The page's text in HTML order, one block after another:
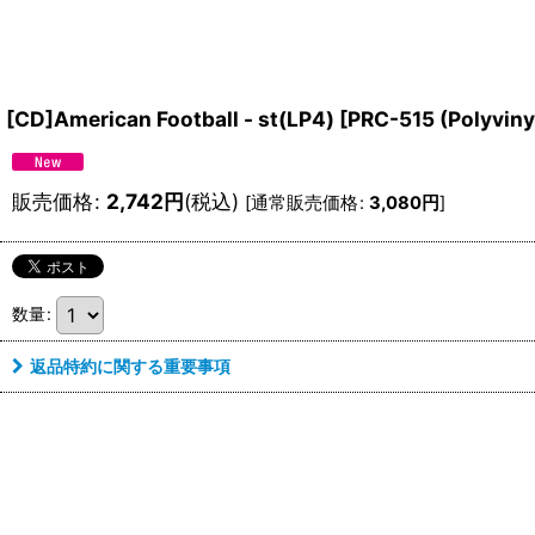
[CD]American Football - st(LP4) [PRC-515
販売価格: 2,742円(税込) [通常販売価格: 3,080円]
数量:
返品特約に関する重要事項